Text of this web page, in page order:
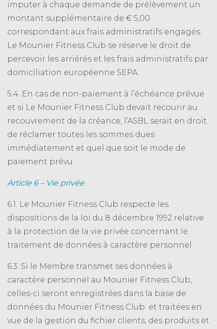
imputer à chaque demande de prélèvement un
montant supplémentaire de € 5,00
correspondant aux frais administratifs engagés.
Le Mounier Fitness Club se réserve le droit de
percevoir les arriérés et les frais administratifs par
domiciliation européenne SEPA.
5.4. En cas de non-paiement à l’échéance prévue
et si Le Mounier Fitness Club devait recourir au
recouvrement de la créance, l’ASBL serait en droit
de réclamer toutes les sommes dues
immédiatement et quel que soit le mode de
paiement prévu.
Article 6 – Vie privée
6.1. Le Mounier Fitness Club respecte les
dispositions de la loi du 8 décembre 1992 relative
à la protection de la vie privée concernant le
traitement de données à caractère personnel.
6.3. Si le Membre transmet ses données à
caractère personnel au Mounier Fitness Club,
celles-ci seront enregistrées dans la base de
données du Mounier Fitness Club et traitées en
vue de la gestion du fichier clients, des produits et